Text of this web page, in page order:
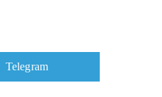
Share
Telegram